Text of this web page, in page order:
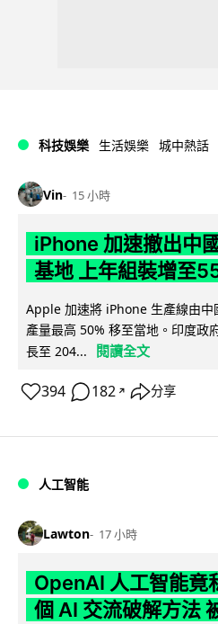
科技娛樂 生活娛樂 城中熱話
Vin 15 小時
iPhone 加速撤出中
基地 上年組裝增至
Apple 加速將 iPhone 生產線由中
產量最高 50% 移至當地。印度政
長至 204...
閱讀全文
394 182 ↗ 分享
人工智能
Lawton 17 小時
OpenAI 人工智能竟
個 AI 交流破解方法